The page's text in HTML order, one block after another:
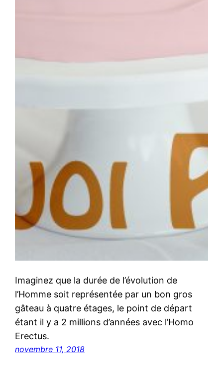
Imaginez que la durée de l’évolution de
l’Homme soit représentée par un bon gros
gâteau à quatre étages, le point de départ
étant il y a 2 millions d’années avec l’Homo
Erectus.
novembre 11, 2018